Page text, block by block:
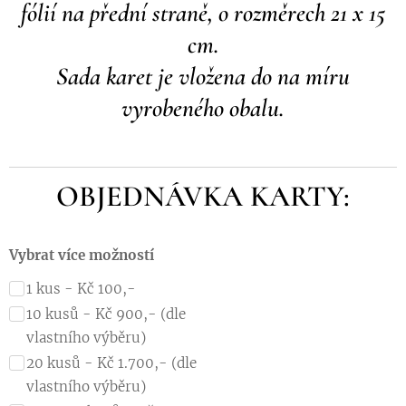
fólií na přední straně, o rozměrech 21 x 15
cm.
Sada karet je vložena do na míru
vyrobeného obalu.
OBJEDNÁVKA KARTY:
Vybrat více možností
1 kus - Kč 100,-
10 kusů - Kč 900,- (dle
vlastního výběru)
20 kusů - Kč 1.700,- (dle
vlastního výběru)